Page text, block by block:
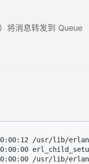
将消息转发到 Queue
/usr/lib/erlang/
/usr/lib/erlang/